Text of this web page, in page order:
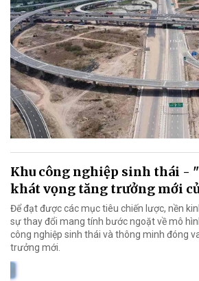
Khu công nghiệp sinh thái -
khát vọng tăng trưởng mới
Để đạt được các mục tiêu chiến lược, nền
sự thay đổi mang tính bước ngoặt về mô
công nghiệp sinh thái và thông minh đóng
trưởng mới.